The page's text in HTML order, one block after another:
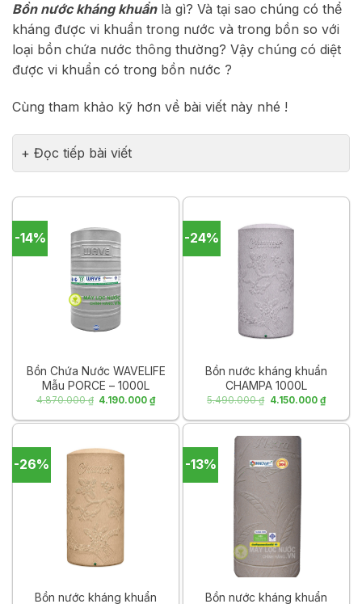
Bồn nước kháng khuẩnlà gì? Và tại sao chúng có thể
kháng được vi khuẩn trong nước và trong bồn so với
loại bồn chứa nước thông thường? Vậy chúng có diệt
được vi khuẩn có trong bồn nước ?
Cùng tham khảo kỹ hơn về bài viết này nhé !
Đọc tiếp bài viết
-14%
Bồn Chứa Nước WAVELIFE
Mẫu PORCE – 1000L
4.870.000₫ Giá
là:
4.870.000 ₫.
4.190.000₫Giá
hiện
tại
là:
-24%
Bồn nước kháng khuẩn
CHAMPA 1000L
5.490.000₫ Giá
là:
5.490.000 ₫.
4.150.000 ₫Giá
hiện
tại
là:
-26%
Bồn nước kháng khuẩn
-13%
Bồn nước kháng khuẩn